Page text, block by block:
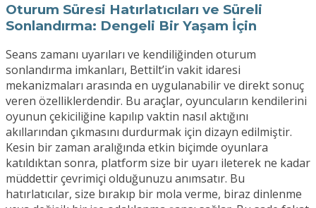
Oturum Süresi Hatırlatıcıları ve Süreli
Sonlandırma: Dengeli Bir Yaşam İçin
Seans zamanı uyarıları ve kendiliğinden oturum
sonlandırma imkanları, Bettilt’in vakit idaresi
mekanizmaları arasında en uygulanabilir ve direkt sonuç
veren özelliklerdendir. Bu araçlar, oyuncuların kendilerini
oyunun çekiciliğine kapılıp vaktin nasıl aktığını
akıllarından çıkmasını durdurmak için dizayn edilmiştir.
Kesin bir zaman aralığında etkin biçimde oyunlara
katıldıktan sonra, platform size bir uyarı ileterek ne kadar
müddettir çevrimiçi olduğunuzu anımsatır. Bu
hatırlatıcılar, size bırakıp bir mola verme, biraz dinlenme